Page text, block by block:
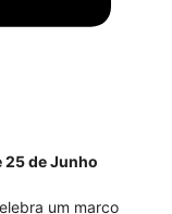
25 de Junho
um marco